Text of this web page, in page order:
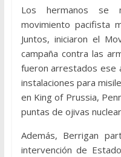
Los hermanos se
movimiento pacifista
Juntos, iniciaron el
campaña contra las
fueron arrestados ese
instalaciones para
en King of Prussia,
puntas de ojivas
Además, Berrigan
intervención de